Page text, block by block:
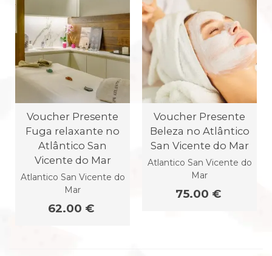
Voucher Presente
Fuga relaxante no
Atlântico San
Vicente do Mar
Atlantico San Vicente do
Mar
62.00 €
Voucher Presente
Beleza no Atlântico
San Vicente do Mar
Atlantico San Vicente do
Mar
75.00 €